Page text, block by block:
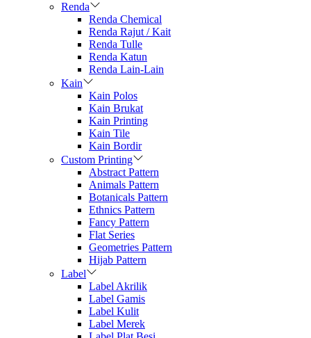
Renda
Renda Chemical
Renda Rajut / Kait
Renda Tulle
Renda Katun
Renda Lain-Lain
Kain
Kain Polos
Kain Brukat
Kain Printing
Kain Tile
Kain Bordir
Custom Printing
Abstract Pattern
Animals Pattern
Botanicals Pattern
Ethnics Pattern
Fancy Pattern
Flat Series
Geometries Pattern
Hijab Pattern
Label
Label Akrilik
Label Gamis
Label Kulit
Label Merek